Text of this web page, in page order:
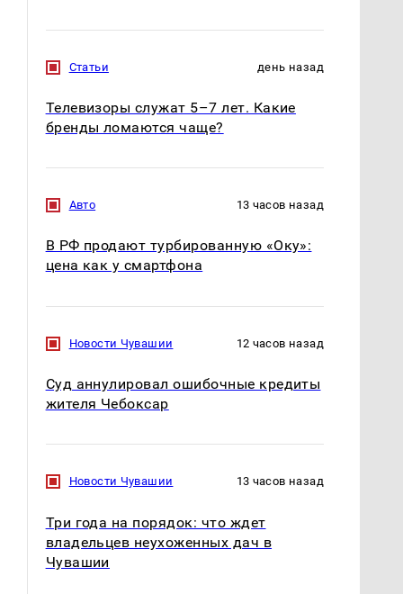
Статьи день назад
Телевизоры служат 5–7 лет. Какие
бренды ломаются чаще?
Авто 13 часов назад
В РФ продают турбированную «Оку»:
цена как у смартфона
Новости Чувашии 12 часов назад
Суд аннулировал ошибочные кредиты
жителя Чебоксар
Новости Чувашии 13 часов назад
Три года на порядок: что ждет
владельцев неухоженных дач в
Чувашии